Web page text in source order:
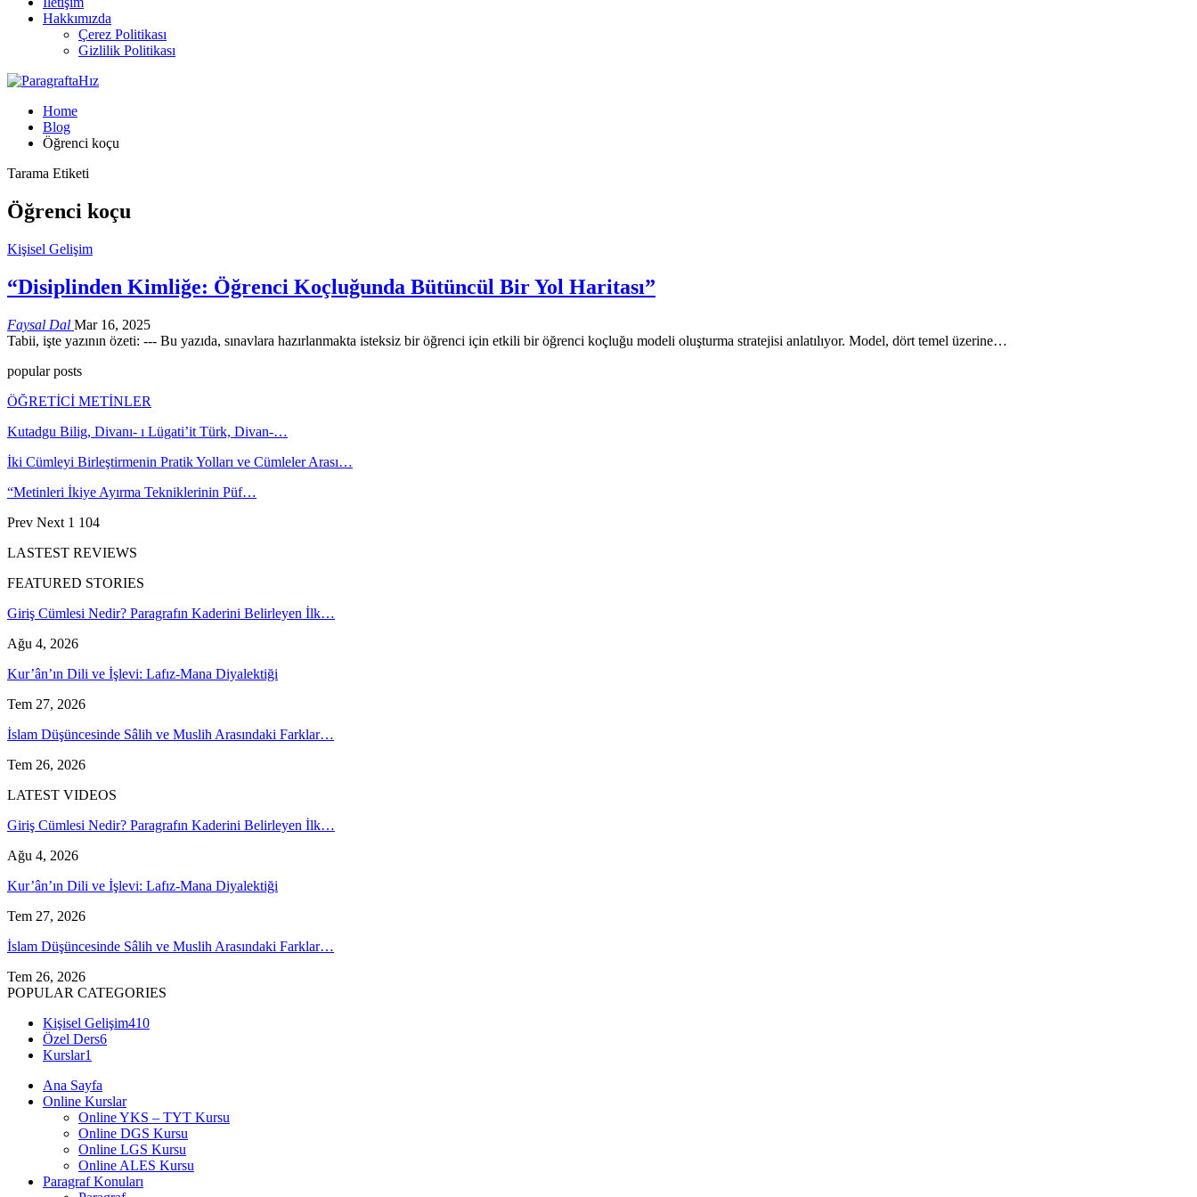
Hakkımızda
Çerez Politikası
Gizlilik Politikası
Home
Blog
Öğrenci koçu
Tarama Etiketi
Öğrenci koçu
Kişisel Gelişim
“Disiplinden Kimliğe: Öğrenci Koçluğunda Bütüncül Bir Yol Haritası”
Faysal Dal Mar 16, 2025
Tabii, işte yazının özeti: --- Bu yazıda, sınavlara hazırlanmakta isteksiz bir öğrenci için etkili bir öğrenci koçluğu modeli oluşturma stratejisi anlatılıyor. Model, dört temel üzerine…
popular posts
ÖĞRETİCİ METİNLER
Kutadgu Bilig, Divanı- ı Lügati’it Türk, Divan-…
İki Cümleyi Birleştirmenin Pratik Yolları ve Cümleler Arası…
“Metinleri İkiye Ayırma Tekniklerinin Püf…
Prev Next 1 104
LASTEST REVIEWS
FEATURED STORIES
Giriş Cümlesi Nedir? Paragrafın Kaderini Belirleyen İlk…
Ağu 4, 2026
Kur’ân’ın Dili ve İşlevi: Lafız-Mana Diyalektiği
Tem 27, 2026
İslam Düşüncesinde Sâlih ve Muslih Arasındaki Farklar…
Tem 26, 2026
LATEST VIDEOS
Giriş Cümlesi Nedir? Paragrafın Kaderini Belirleyen İlk…
Ağu 4, 2026
Kur’ân’ın Dili ve İşlevi: Lafız-Mana Diyalektiği
Tem 27, 2026
İslam Düşüncesinde Sâlih ve Muslih Arasındaki Farklar…
Tem 26, 2026
POPULAR CATEGORIES
Kişisel Gelişim410
Özel Ders6
Kurslar1
Ana Sayfa
Online Kurslar
Online YKS – TYT Kursu
Online DGS Kursu
Online LGS Kursu
Online ALES Kursu
Paragraf Konuları